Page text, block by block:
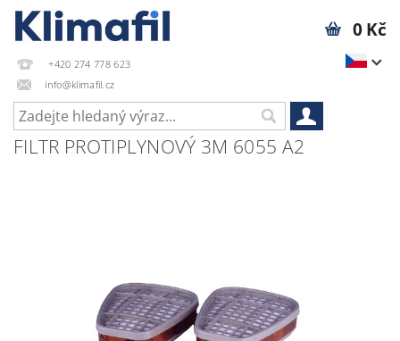
+420 274 778 623
info@klimafil.cz
0 Kč
FILTR PROTIPLYNOVÝ 3M 6055 A2